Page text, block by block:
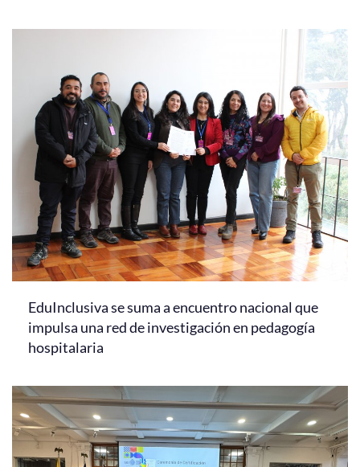
EduInclusiva se suma a encuentro nacional que
impulsa una red de investigación en pedagogía
hospitalaria